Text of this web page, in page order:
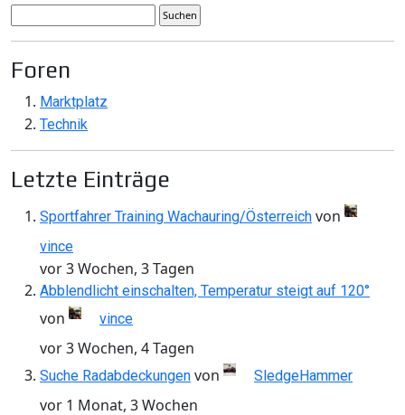
Foren
Marktplatz
Technik
Letzte Einträge
Sportfahrer Training Wachauring/Österreich von
vince
vor 3 Wochen, 3 Tagen
Abblendlicht einschalten, Temperatur steigt auf 120°
von vince
vor 3 Wochen, 4 Tagen
Suche Radabdeckungen von SledgeHammer
vor 1 Monat, 3 Wochen